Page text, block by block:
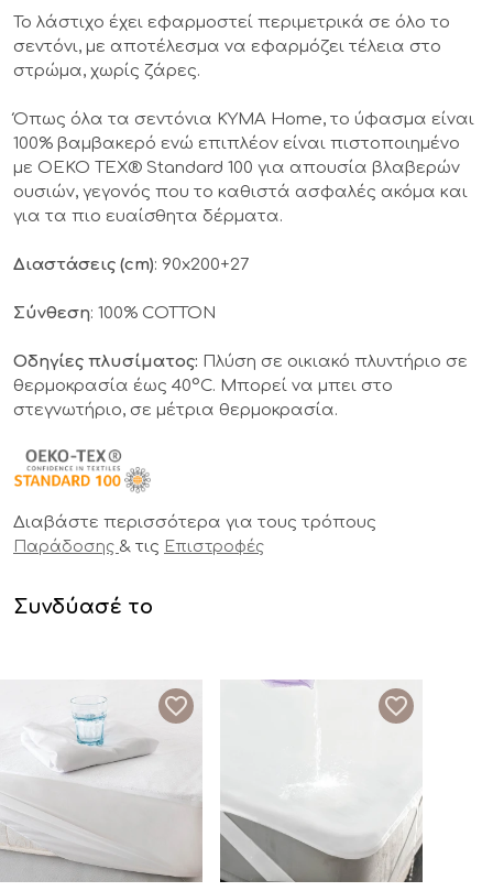
Το λάστιχο έχει εφαρμοστεί περιμετρικά σε όλο το
σεντόνι, με αποτέλεσμα να εφαρμόζει τέλεια στο
στρώμα, χωρίς ζάρες.
Όπως όλα τα σεντόνια KYMA Home, το ύφασμα είναι
100% βαμβακερό ενώ επιπλέον είναι πιστοποιημένο
με OEKO TEX® Standard 100 για απουσία βλαβερών
ουσιών, γεγονός που το καθιστά ασφαλές ακόμα και
για τα πιο ευαίσθητα δέρματα.
Διαστάσεις (cm): 90x200+27
Σύνθεση: 100% COTTON
Οδηγίες πλυσίματος: Πλύση σε οικιακό πλυντήριο σε
θερμοκρασία έως 40°C. Μπορεί να μπει στο
στεγνωτήριο, σε μέτρια θερμοκρασία.
Διαβάστε περισσότερα για τους τρόπους
Παράδοσης & τις Επιστροφές
Συνδύασέ το